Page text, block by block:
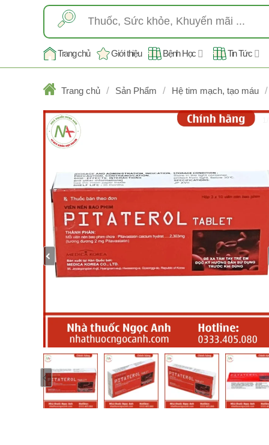
kiếm:
Trang chủ Giới thiệu Bệnh Học Tin Tức
Trang chủ / Sản Phẩm / Hệ tim mạch, tạo máu /